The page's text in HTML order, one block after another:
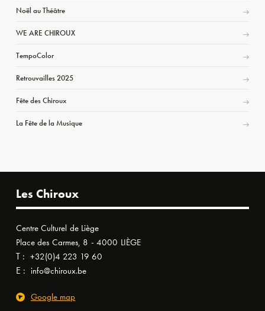
Noël au Théâtre
WE ARE CHIROUX
TempoColor
Retrouvailles 2025
Fête des Chiroux
La Fête de la Musique
Les Chiroux
Centre Culturel de Liège
Place des Carmes, 8 - 4000 LIÈGE
T : +32(0)4 223 19 60
E : info@chiroux.be
Google map